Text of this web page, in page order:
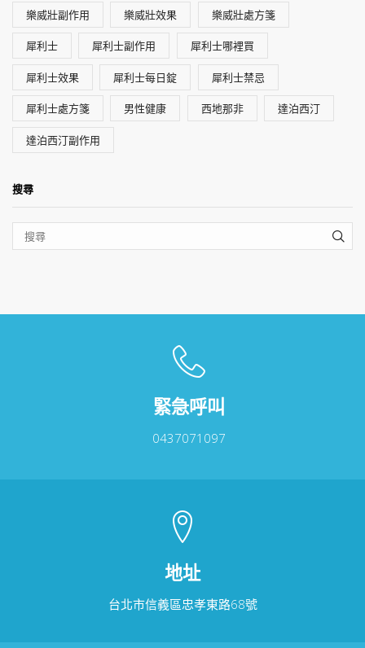
樂威壯副作用 樂威壯效果 樂威壯處方箋
犀利士 犀利士副作用 犀利士哪裡買
犀利士效果 犀利士每日錠 犀利士禁忌
犀利士處方箋 男性健康 西地那非 達泊西汀
達泊西汀副作用
搜尋
緊急呼叫
0437071097
地址
台北市信義區忠孝東路68號